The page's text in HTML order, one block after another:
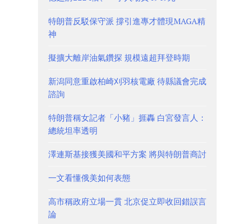
特朗普反駁保守派 撐引進專才體現MAGA精
神
擬擴大離岸油氣鑽探 規模遠超拜登時期
新潟同意重啟柏崎刈羽核電廠 待縣議會完成
諮詢
特朗普稱女記者「小豬」捱轟 白宮發言人：
總統坦率透明
澤連斯基接獲美國和平方案 將與特朗普商討
一文看懂俄美如何表態
高市稱政府立場一貫 北京促立即收回錯誤言
論